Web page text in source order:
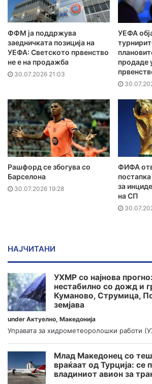
ФФМ ја поддржува
заедничката позиција на
УЕФА: Светското првенство
не е на продажба
30.07.2026 21:03
УЕФА
продаде
Рашфорд се збогува со
Барселона
30.07.2026 19:28
ФИФА
за
на СП
НАЈЧИТАНИ
УХМР со најнова
нестабилно со дожд и
Куманово, Струмица,
земјава
under Актуелно, Македонија
Управата за хидрометеоролошки работи
Млад Македонец со
враќаат од Турција: се
владиниот авион за